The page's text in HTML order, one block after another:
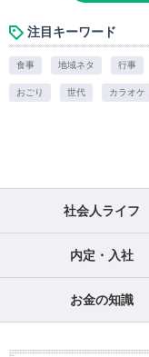
注目キーワード
食事 地域ネタ 行事
おごり 世代 カラオケ
社会人ライフ
内定・入社
お金の知識